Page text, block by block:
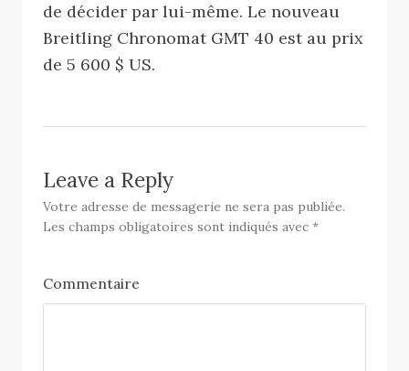
de décider par lui-même. Le nouveau
Breitling Chronomat GMT 40 est au prix
de 5 600 $ US.
Leave a Reply
Votre adresse de messagerie ne sera pas publiée.
Les champs obligatoires sont indiqués avec*
Commentaire